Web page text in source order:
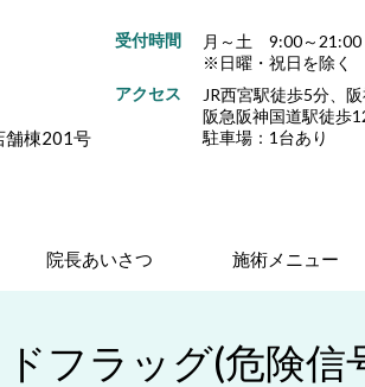
舗棟201号
受付時間
月～土 9:00～21:00
※日曜・祝日を除く
アクセス
JR西宮駅徒歩5分、
阪急阪神国道駅徒歩
駐車場：1台あり
院長あいさつ 施術メニュー
フラッグ(危険信